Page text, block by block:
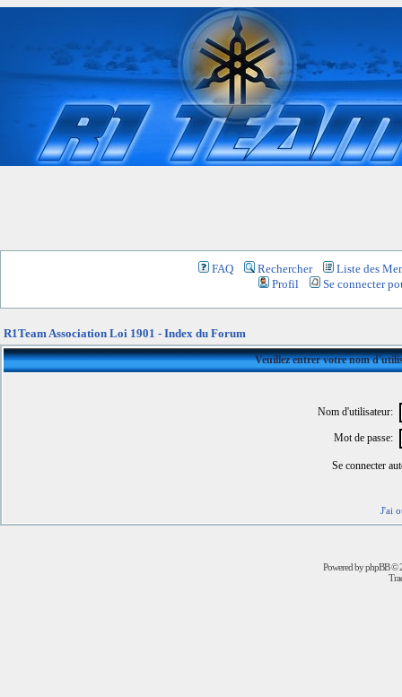
FAQ Rechercher
Liste des
Profil
Se connecter
R1Team Association Loi 1901 - Index du Forum
Veuillez entrer votre nom
Nom d'utilisateur:
Mot de passe:
Se connecter
J'ai
Powered byphpBB©